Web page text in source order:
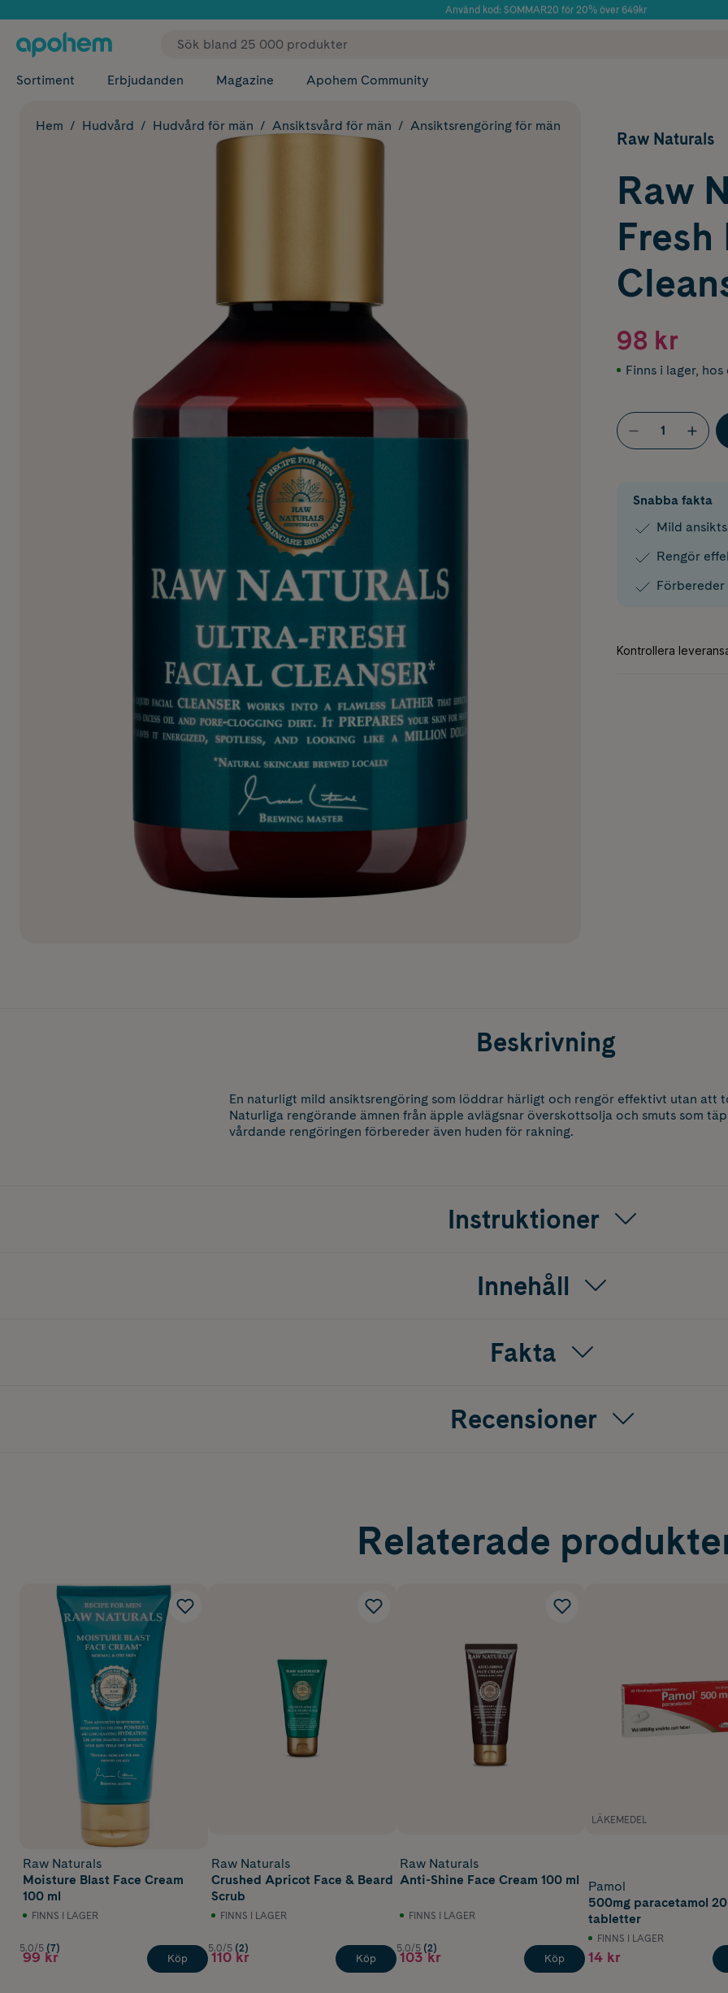
Använd kod: SOMMAR20 för 20% över 649kr
✓ Fri frakt
Sortiment Erbjudanden Magazine Apohem Community
Hem Hudvård Hudvård för män Ansiktsvård för män Ansiktsrengöring för män
Raw Naturals
Raw
Fresh
98 kr
Finns i lager, hos
Snabba fakta
Mild
Rengör
Förbereder
Beskrivning
En naturligt mild ansiktsrengöring som löddrar härligt och rengör effektivt utan att
Naturliga rengörande ämnen från äpple avlägsnar överskottsolja och smuts som
vårdande rengöringen förbereder även huden för rakning.
Instruktioner
Innehåll
Fakta
Recensioner
Relaterade
Raw Naturals
Moisture Blast Face Cream
100 ml
FINNS I LAGER
5.0/5 (7)
99 kr Köp
Raw Naturals
Crushed Apricot Face & Beard
Scrub
FINNS I LAGER
5.0/5 (2)
110 kr Köp
Raw Naturals
Anti-Shine Face Cream 100 ml
FINNS I LAGER
5.0/5 (2)
103 kr Köp
LÄKEMEDEL
Pamol
500mg paracetamol 20
tabletter
FINNS I LAGER
14 kr